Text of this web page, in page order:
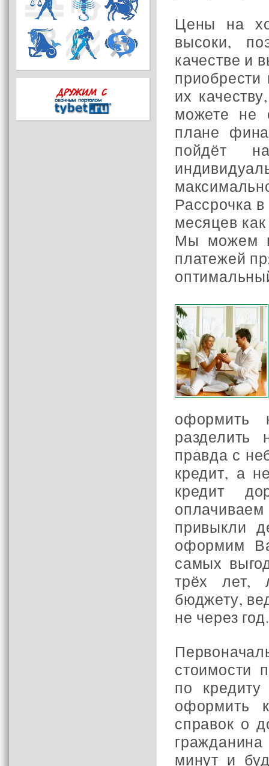
Цены на
высоки,
качестве и
их
можете не
плане
пойдёт
Рассрочка
месяцев
Мы можем
платежей
оформить
правда с
кредит, а
кредит
привыкли
оформим
самых
трёх
бюджету,
не через год.
стоимости
по
оформить
справок о
минут и